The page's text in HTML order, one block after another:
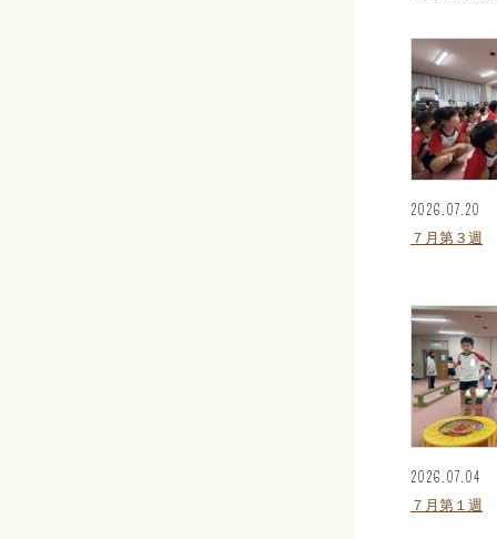
2026.07.20
７月第３週
2026.07.04
７月第１週